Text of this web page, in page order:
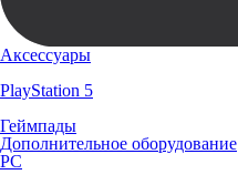
Аксессуары
PlayStation 5
Геймпады
Дополнительное оборудование
PC